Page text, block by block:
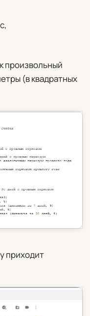
произвольный
(в квадратных
приходит